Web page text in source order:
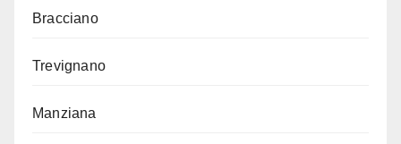
Bracciano
Trevignano
Manziana